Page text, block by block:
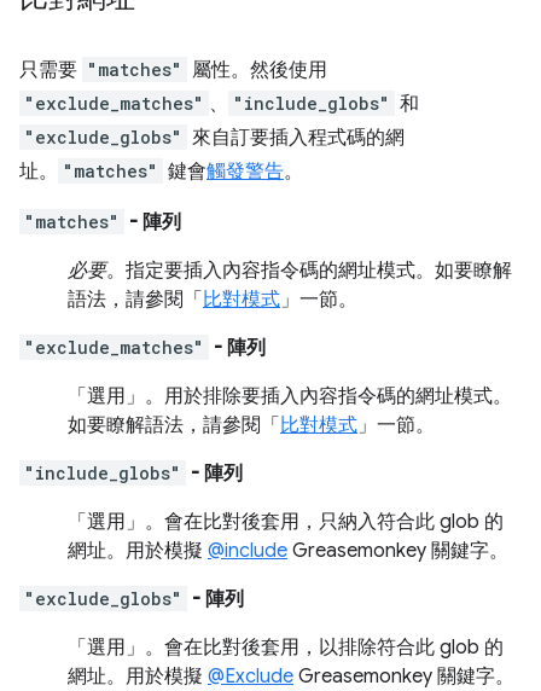
只需要 "matches" 屬性。然後使用
"exclude_matches" 、 "include_globs" 和
"exclude_globs" 來自訂要插入程式碼的網
址。
"matches" 鍵會觸發警告。
"matches"
- 陣列
必要。指定要插入內容指令碼的網址模式。如要瞭解
語法，請參閱「 比對模式」一節。
"exclude_matches"
- 陣列
「選用」 。用於排除要插入內容指令碼的網址模式。
如要瞭解語法，請參閱「 比對模式」一節。
"include_globs"
- 陣列
「選用」 。會在比對後套用，只納入符合此 glob 的
網址。用於模擬 @include Greasemonkey 關鍵字。
"exclude_globs"
- 陣列
「選用」 。會在比對後套用，以排除符合此 glob 的
網址。用於模擬 @Exclude Greasemonkey 關鍵字。